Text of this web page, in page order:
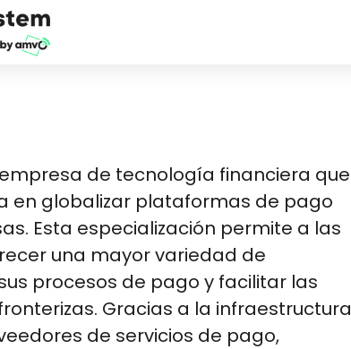
empresa de tecnología financiera que
en globalizar plataformas de pago
Esta especialización permite a las
una mayor variedad de
procesos de pago y facilitar las
Gracias a la infraestructura
de servicios de pago,